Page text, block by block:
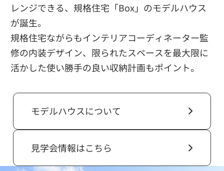
レンジできる、規格住宅「Box」のモデルハウス
が誕生。
規格住宅ながらもインテリアコーディネーター監
修の内装デザイン、限られたスペースを最大限に
活かした使い勝手の良い収納計画もポイント。
モデルハウスについて
見学会情報はこちら